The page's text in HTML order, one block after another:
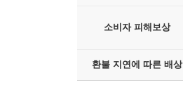
소비자 피해보상
환불 지연에 따른 배상